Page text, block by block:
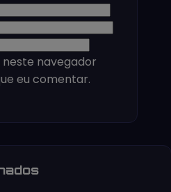
neste navegador
eu comentar.